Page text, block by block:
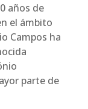
años de
el ámbito
Campos ha
parte de